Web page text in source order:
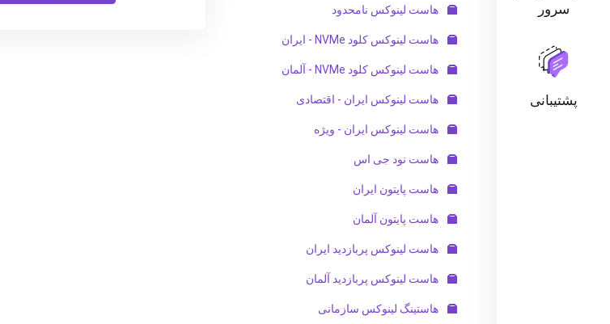
سرور
پشتیبانی
هاست لینوکس نامحدود
هاست لینوکس کلود NVMe - ایران
هاست لینوکس کلود NVMe - آلمان
هاست لینوکس ایران - اقتصادی
هاست لینوکس ایران - ویژه
هاست نود جی اس
هاست پایتون ایران
هاست پایتون آلمان
هاست لینوکس پربازدید ایران
هاست لینوکس پربازدید آلمان
هاستینگ لینوکس سازمانی